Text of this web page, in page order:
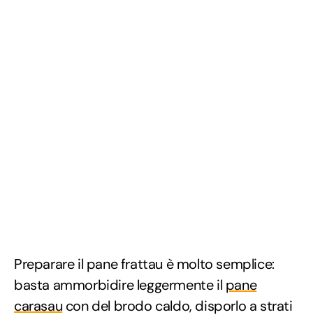
Preparare il pane frattau è molto semplice:
basta ammorbidire leggermente il pane
carasau con del brodo caldo, disporlo a strati